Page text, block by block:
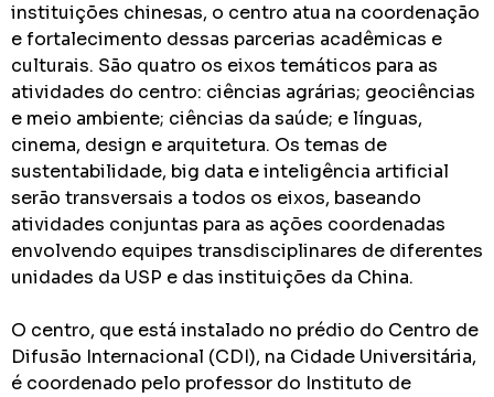
instituições chinesas, o centro atua na coordenação
e fortalecimento dessas parcerias acadêmicas e
culturais. São quatro os eixos temáticos para as
atividades do centro: ciências agrárias; geociências
e meio ambiente; ciências da saúde; e línguas,
cinema, design e arquitetura. Os temas de
sustentabilidade, big data e inteligência artificial
serão transversais a todos os eixos, baseando
atividades conjuntas para as ações coordenadas
envolvendo equipes transdisciplinares de diferentes
unidades da USP e das instituições da China.
O centro, que está instalado no prédio do Centro de
Difusão Internacional (CDI), na Cidade Universitária,
é coordenado pelo professor do Instituto de